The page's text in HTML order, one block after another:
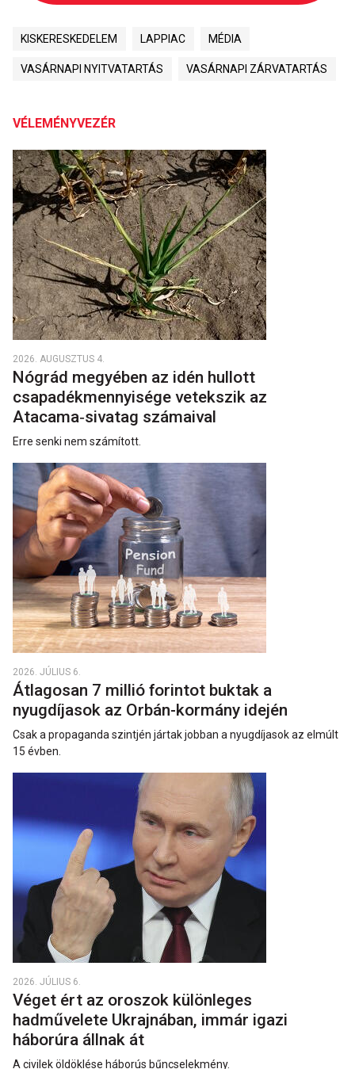
KISKERESKEDELEM LAPPIAC MÉDIA
VASÁRNAPI NYITVATARTÁS VASÁRNAPI ZÁRVATARTÁS
VÉLEMÉNYVEZÉR
2026. AUGUSZTUS 4.
Nógrád megyében az idén hullott
csapadékmennyisége vetekszik az
Atacama‑sivatag számaival
Erre senki nem számított.
2026. JÚLIUS 6.
Átlagosan 7 millió forintot buktak a
nyugdíjasok az Orbán-kormány idején
Csak a propaganda szintjén jártak jobban a nyugdíjasok az elmúlt
15 évben.
2026. JÚLIUS 6.
Véget ért az oroszok különleges
hadművelete Ukrajnában, immár igazi
háborúra állnak át
A civilek öldöklése háborús bűncselekmény.